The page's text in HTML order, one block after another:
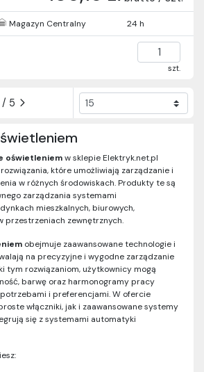
Magazyn Centralny 24 h
szt.
/ 5
oświetleniemw sklepie Elektryk.net.pl
które umożliwiają zarządzanie i
w różnych środowiskach. Produkty te są
zarządzania systemami
mieszkalnych, biurowych,
przestrzeniach zewnętrznych.
obejmuje zaawansowane technologie i
na precyzyjne i wygodne zarządzanie
tym rozwiązaniom, użytkownicy mogą
barwę oraz harmonogramy pracy
i preferencjami. W ofercie
włączniki, jak i zaawansowane systemy
się z systemami automatyki